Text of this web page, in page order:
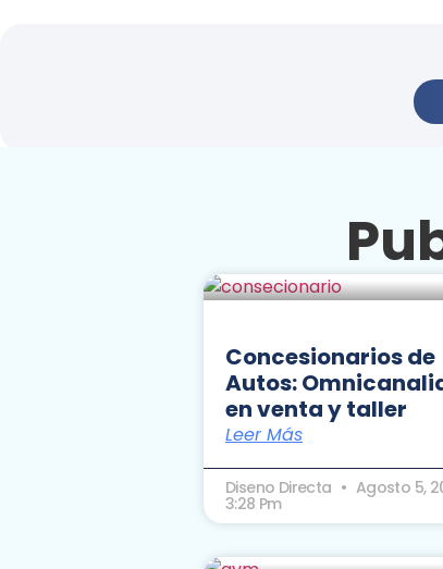
Concesionarios de
Autos:
en venta y taller
Leer Más
Diseno Directa Agosto 5,
3:28 Pm